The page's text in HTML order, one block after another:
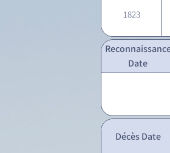
1823
Date
Décès Date